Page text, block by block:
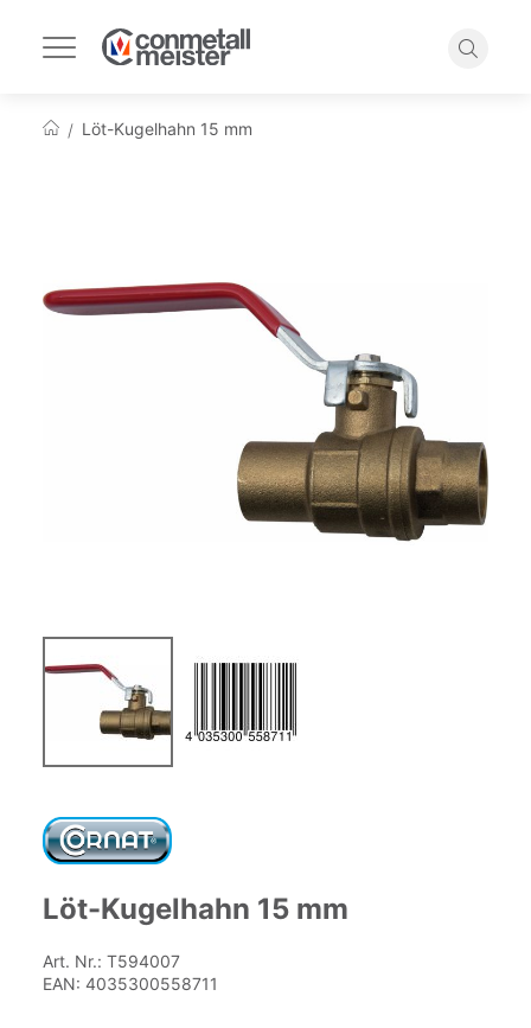
Navigation
umschalten
Suche
StartseiteLöt-Kugelhahn 15 mm
springen
der
Bildgalerie
springen
Löt-Kugelhahn 15 mm
Art. Nr.: T594007
EAN: 4035300558711